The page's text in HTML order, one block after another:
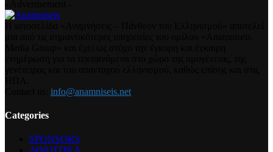
info@anamniseis.net
Categories
SPONSORS
ΑΘΛΗΤΙΚΑ